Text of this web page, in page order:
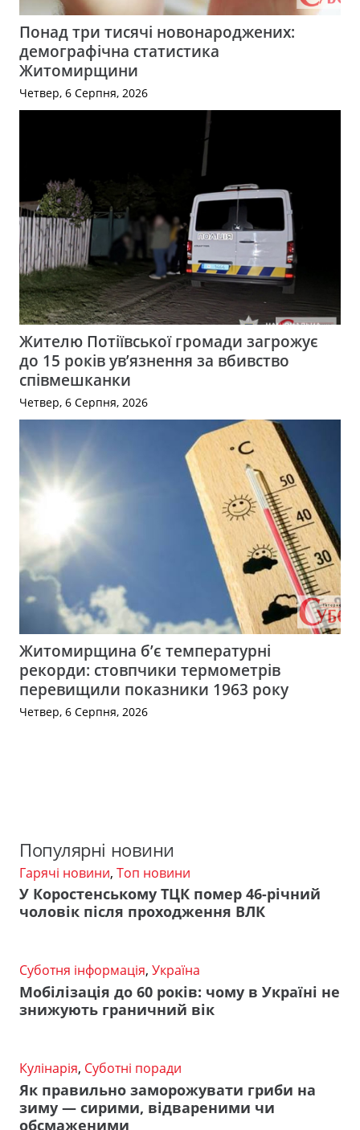
Понад три тисячі новонароджених:
демографічна статистика
Житомирщини
Четвер, 6 Серпня, 2026
Жителю Потіївської громади загрожує
до 15 років ув’язнення за вбивство
співмешканки
Четвер, 6 Серпня, 2026
Житомирщина б’є температурні
рекорди: стовпчики термометрів
перевищили показники 1963 року
Четвер, 6 Серпня, 2026
Популярні новини
Гарячі новини, Топ новини
У Коростенському ТЦК помер 46-річний
чоловік після проходження ВЛК
Суботня інформація, Україна
Мобілізація до 60 років: чому в Україні не
знижують граничний вік
Кулінарія, Суботні поради
Як правильно заморожувати гриби на
зиму — сирими, відвареними чи
обсмаженими